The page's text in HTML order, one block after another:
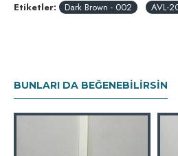
Etiketler: Dark Brown - 002 AVL-
BUNLARI DA BEĞENEBILIRSIN